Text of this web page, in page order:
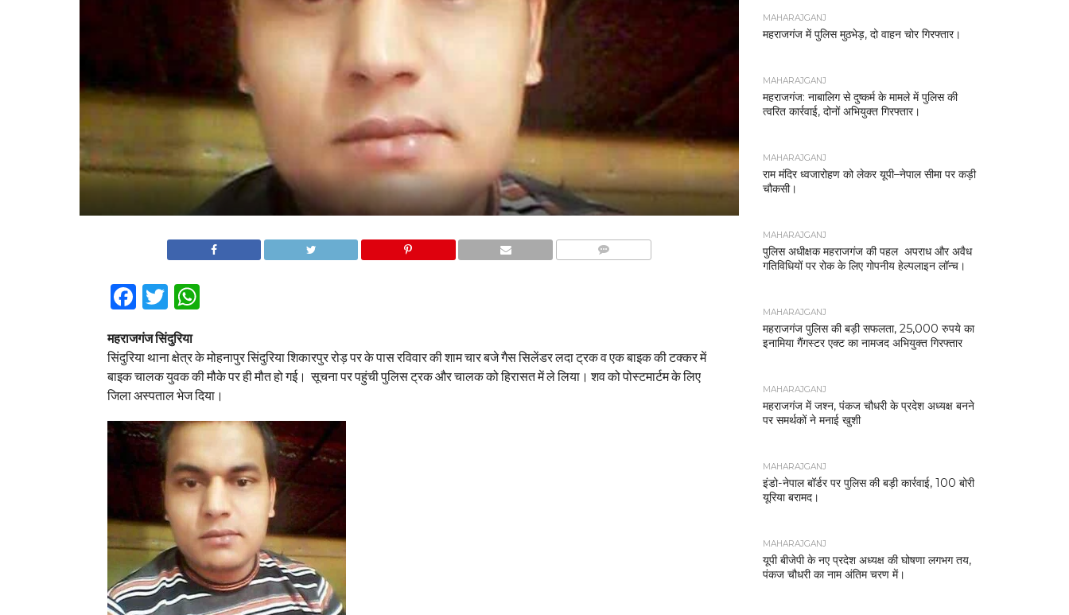
Facebook
Twitter
WhatsApp
महराजगंज सिंदुरिया
सिंदुरिया थाना क्षेत्र के मोहनापुर सिंदुरिया शिकारपुर रोड़ पर के पास रविवार की शाम चार बजे गैस सिलेंडर लदा ट्रक व एक बाइक की टक्कर में
बाइक चालक युवक की मौके पर ही मौत हो गई। सूचना पर पहुंची पुलिस ट्रक और चालक को हिरासत में ले लिया। शव को पोस्टमार्टम के लिए
जिला अस्पताल भेज दिया।
MAHARAJGANJ
महराजगंज में पुलिस मुठभेड़, दो वाहन चोर गिरफ्तार।
MAHARAJGANJ
महराजगंज: नाबालिग से दुष्कर्म के मामले में पुलिस की
त्वरित कार्रवाई, दोनों अभियुक्त गिरफ्तार।
MAHARAJGANJ
राम मंदिर ध्वजारोहण को लेकर यूपी–नेपाल सीमा पर कड़ी
चौकसी।
MAHARAJGANJ
पुलिस अधीक्षक महराजगंज की पहल अपराध और अवैध
गतिविधियों पर रोक के लिए गोपनीय हेल्पलाइन लॉन्च।
MAHARAJGANJ
महराजगंज पुलिस की बड़ी सफलता, 25,000 रुपये का
इनामिया गैंगस्टर एक्ट का नामजद अभियुक्त गिरफ्तार
MAHARAJGANJ
महराजगंज में जश्न, पंकज चौधरी के प्रदेश अध्यक्ष बनने
पर समर्थकों ने मनाई खुशी
MAHARAJGANJ
इंडो-नेपाल बॉर्डर पर पुलिस की बड़ी कार्रवाई, 100 बोरी
यूरिया बरामद।
MAHARAJGANJ
यूपी बीजेपी के नए प्रदेश अध्यक्ष की घोषणा लगभग तय,
पंकज चौधरी का नाम अंतिम चरण में।